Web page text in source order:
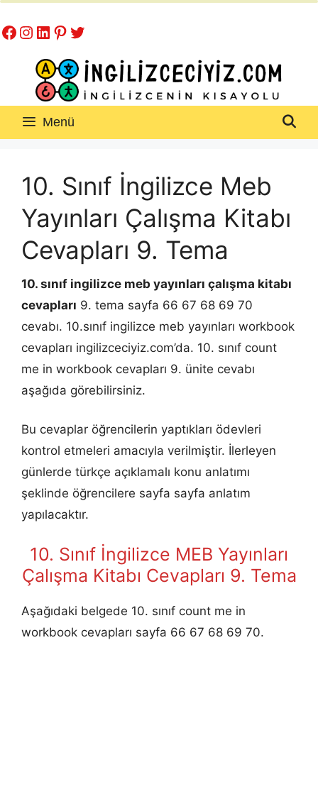
atla
Facebook
Instagram
LinkedIn
Pinterest
Twitter
Menü
10. Sınıf İngilizce Meb
Yayınları Çalışma Kitabı
Cevapları 9. Tema
10. sınıf ingilizce meb yayınları çalışma kitabı
cevapları 9. tema sayfa 66 67 68 69 70
cevabı. 10.sınıf ingilizce meb yayınları workbook
cevapları ingilizceciyiz.com’da. 10. sınıf count
me in workbook cevapları 9. ünite cevabı
aşağıda görebilirsiniz.
Bu cevaplar öğrencilerin yaptıkları ödevleri
kontrol etmeleri amacıyla verilmiştir. İlerleyen
günlerde türkçe açıklamalı konu anlatımı
şeklinde öğrencilere sayfa sayfa anlatım
yapılacaktır.
10. Sınıf İngilizce MEB Yayınları
Çalışma Kitabı Cevapları 9. Tema
Aşağıdaki belgede 10. sınıf count me in
workbook cevapları sayfa 66 67 68 69 70.